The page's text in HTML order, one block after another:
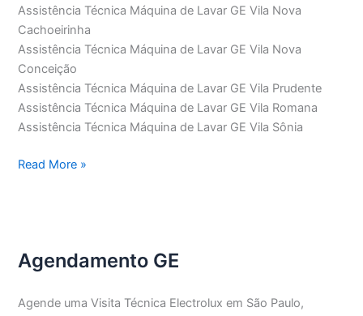
Assistência Técnica Máquina de Lavar GE Vila Nova
Cachoeirinha
Assistência Técnica Máquina de Lavar GE Vila Nova
Conceição
Assistência Técnica Máquina de Lavar GE Vila Prudente
Assistência Técnica Máquina de Lavar GE Vila Romana
Assistência Técnica Máquina de Lavar GE Vila Sônia
Assistência
GE
Read More »
Agendamento GE
Agende uma Visita Técnica Electrolux em São Paulo,